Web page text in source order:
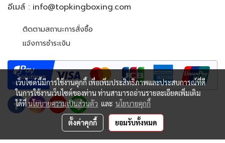
อีเมล์ : info@topkingboxing.com
ติดตามสถานะการสั่งซื้อ
แจ้งการชำระเงิน
เว็บไซต์นี้มีการใช้งานคุกกี้ เพื่อเพิ่มประสิทธิภาพและประสบการณ์ที่ดี
ในการใช้งานเว็บไซต์ของท่าน ท่านสามารถอ่านรายละเอียดเพิ่มเติม
ได้ที่นโยบายความเป็นส่วนตัว และ นโยบายคุกกี้
ตั้งค่าคุกกี้ ยอมรับทั้งหมด